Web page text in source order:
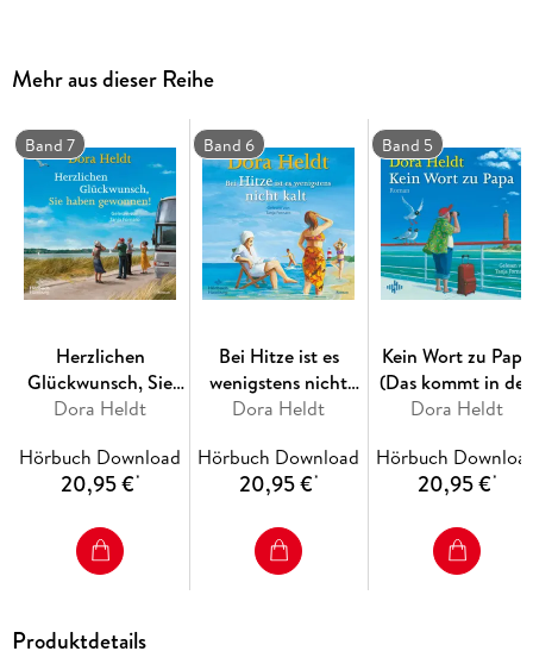
Bewältigung einer unfreiwilligen Lebenskrise.
»Witziger Ich lass mich nicht unterkriegen -Roman, hilft
gegen Frust jeder Art. «
Für Sie
»Lachtränen garantiert! «
Die Neue Frau
Mehr aus dieser Reihe
Band 7
Herzlichen
Glückwunsch, Sie
haben gewonnen!
besten Familien vor
7)
Dora Heldt
Hörbuch Download
20,95 €*
Band 6
Bei Hitze ist es
wenigstens nicht
kalt (Das kommt in
vor 6)
Dora Heldt
Hörbuch Download
20,95 €*
Band 5
Kein Wort zu Papa
(Das kommt in
besten Familien
Dora Heldt
Hörbuch
20,95 €*
Produktdetails